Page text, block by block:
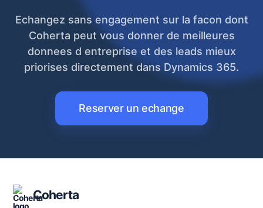
Echangez sans engagement sur la facon dont
Coherta peut vous donner de meilleures
donnees d entreprise et des leads mieux
priorises directement dans Dynamics 365.
Reserver un echange
Coherta